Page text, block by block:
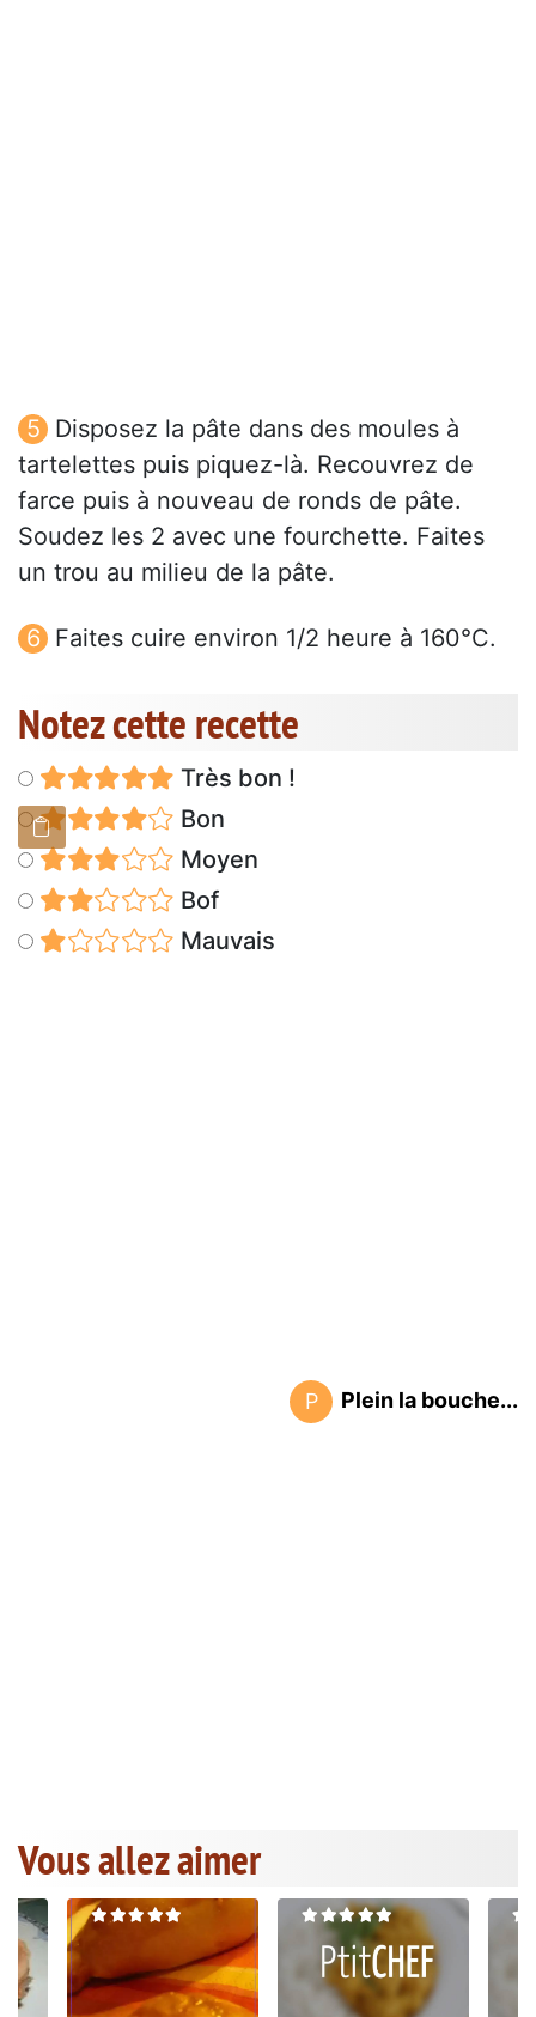
Disposez la pâte dans des moules à
tartelettes puis piquez-là. Recouvrez de
farce puis à nouveau de ronds de pâte.
Soudez les 2 avec une fourchette. Faites
un trou au milieu de la pâte.
Faites cuire environ 1/2 heure à 160°C.
Notez cette recette
Très bon !
Bon
Moyen
Bof
Mauvais
P Plein la bouche...
Vous allez aimer